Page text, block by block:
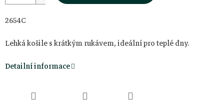
2654C
Lehká košile s krátkým rukávem, ideální pro teplé dny.
Detailní informace